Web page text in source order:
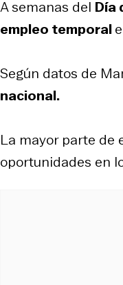
A semanas del Día
empleo temporal
Según datos de
nacional.
La mayor parte de
oportunidades en